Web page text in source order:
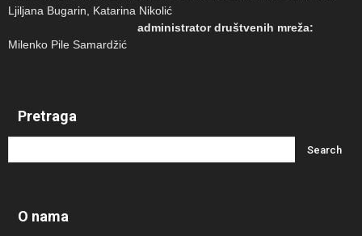
Ljiljana Bugarin, Katarina Nikolić
administrator društvenih mreža:
Milenko Pile Samardžić
Pretraga
O nama